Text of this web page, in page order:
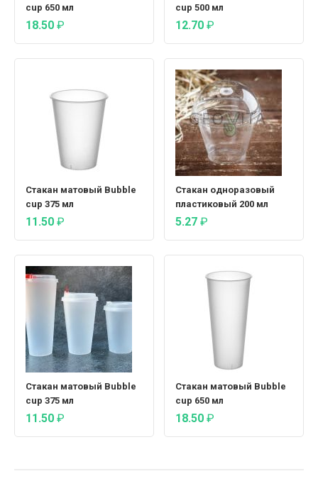
cup 650 мл
18.50 ₽
cup 500 мл
12.70 ₽
Стакан матовый Bubble
cup 375 мл
11.50 ₽
Стакан одноразовый
пластиковый 200 мл
5.27 ₽
Стакан матовый Bubble
cup 375 мл
11.50 ₽
Стакан матовый Bubble
cup 650 мл
18.50 ₽